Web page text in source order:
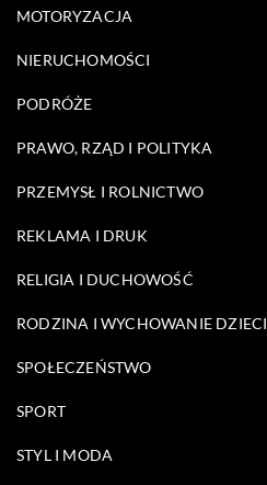
MOTORYZACJA
NIERUCHOMOŚCI
PODRÓŻE
PRAWO, RZĄD I POLITYKA
PRZEMYSŁ I ROLNICTWO
REKLAMA I DRUK
RELIGIA I DUCHOWOŚĆ
RODZINA I WYCHOWANIE DZIECI
SPOŁECZEŃSTWO
SPORT
STYL I MODA